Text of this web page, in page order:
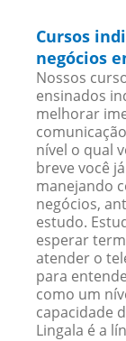
Cursos
negócios
Nossos
ensinados
melhorar
nível o qual
breve você
manejando
negócios,
estudo.
esperar
atender o
para
como um
capacidade
Lingala é a